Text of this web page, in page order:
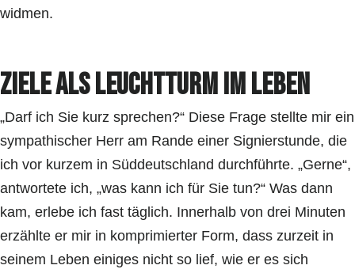
widmen.
Ziele als Leuchtturm im Leben
„Darf ich Sie kurz sprechen?“ Diese Frage stellte mir ein
sympathischer Herr am Rande einer Signierstunde, die
ich vor kurzem in Süddeutschland durchführte. „Gerne“,
antwortete ich, „was kann ich für Sie tun?“ Was dann
kam, erlebe ich fast täglich. Innerhalb von drei Minuten
erzählte er mir in komprimierter Form, dass zurzeit in
seinem Leben einiges nicht so lief, wie er es sich